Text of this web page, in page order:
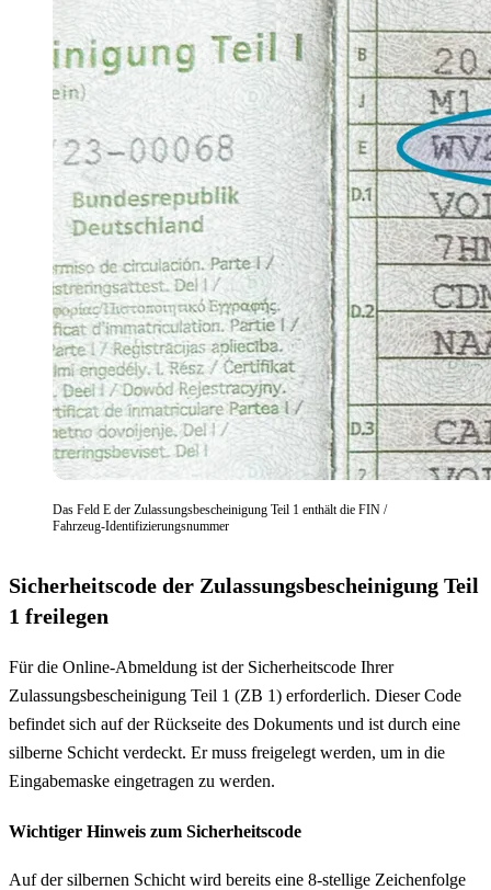
Das Feld E der Zulassungsbescheinigung Teil 1 enthält die FIN /
Fahrzeug-Identifizierungsnummer
Sicherheitscode der Zulassungsbescheinigung Teil
1 freilegen
Für die Online-Abmeldung ist der Sicherheitscode Ihrer
Zulassungsbescheinigung Teil 1 (ZB 1) erforderlich. Dieser Code
befindet sich auf der Rückseite des Dokuments und ist durch eine
silberne Schicht verdeckt. Er muss freigelegt werden, um in die
Eingabemaske eingetragen zu werden.
Wichtiger Hinweis zum Sicherheitscode
Auf der silbernen Schicht wird bereits eine 8-stellige Zeichenfolge